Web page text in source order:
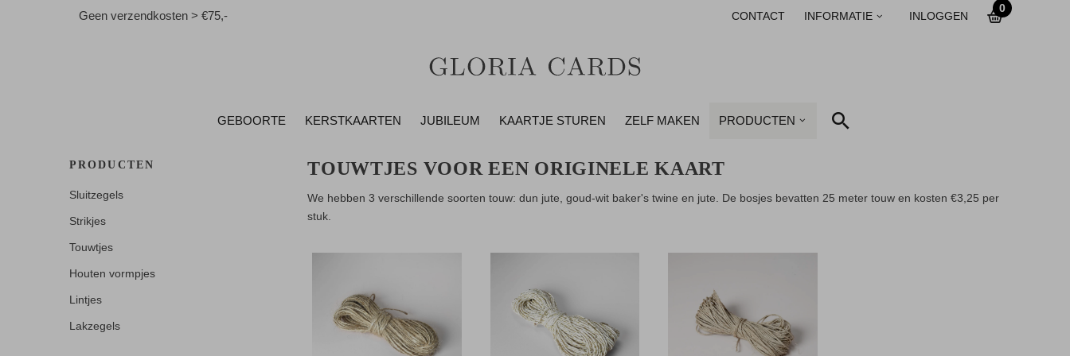
Geen verzendkosten > €75,- CONTACT INFORMATIE INLOGGEN
0
GEBOORTE KERSTKAARTEN JUBILEUM KAARTJE STUREN ZELF MAKEN PRODUCTEN
PRODUCTEN
Sluitzegels
Strikjes
Touwtjes
Houten vormpjes
Lintjes
Lakzegels
TOUWTJES VOOR EEN ORIGINELE KAART
We hebben 3 verschillende soorten touw: dun jute, goud-wit baker's twine en jute. De bosjes bevatten 25 meter touw en kosten €3,25 per
stuk.